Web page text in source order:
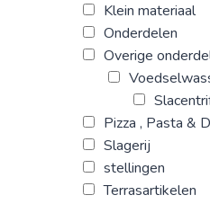
Klein materiaal
Onderdelen
Overige
Pizza , Pasta &
Slagerij
stellingen
Terrasartikelen